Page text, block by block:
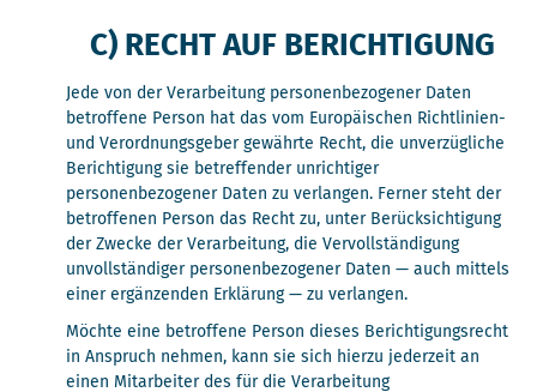
C) RECHT AUF BERICHTIGUNG
Jede von der Verarbeitung personenbezogener Daten
betroffene Person hat das vom Europäischen Richtlinien-
und Verordnungsgeber gewährte Recht, die unverzügliche
Berichtigung sie betreffender unrichtiger
personenbezogener Daten zu verlangen. Ferner steht der
betroffenen Person das Recht zu, unter Berücksichtigung
der Zwecke der Verarbeitung, die Vervollständigung
unvollständiger personenbezogener Daten — auch mittels
einer ergänzenden Erklärung — zu verlangen.
Möchte eine betroffene Person dieses Berichtigungsrecht
in Anspruch nehmen, kann sie sich hierzu jederzeit an
einen Mitarbeiter des für die Verarbeitung